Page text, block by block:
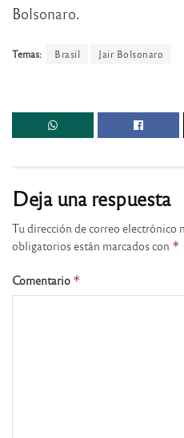
Bolsonaro.
Temas: Brasil Jair Bolsonaro
Deja una respuesta
Tu dirección de correo electrónico
obligatorios están marcados con *
Comentario *